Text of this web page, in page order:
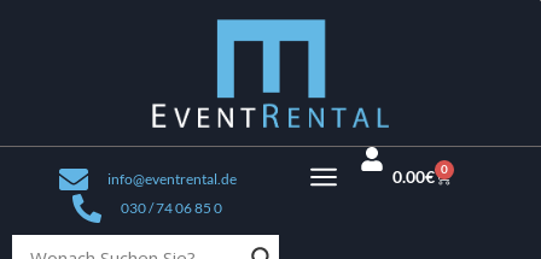
info@eventrental.de
030 / 74 06 85 0
0.00€ 0